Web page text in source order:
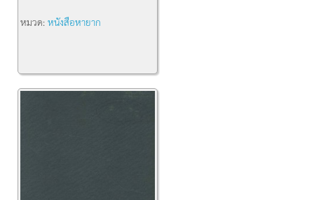
หมวด:หนังสือหายาก